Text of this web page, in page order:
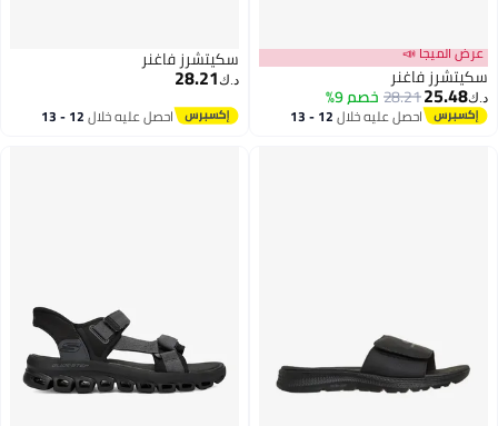
عرض الميجا 📣
سكيتشرز فاغنر
د.ك‏25.48
28.21خصم 9%
احصل عليه خلال 12 - 13
سكيتشرز فاغنر
د.ك‏28.21
احصل عليه خلال 12 - 13